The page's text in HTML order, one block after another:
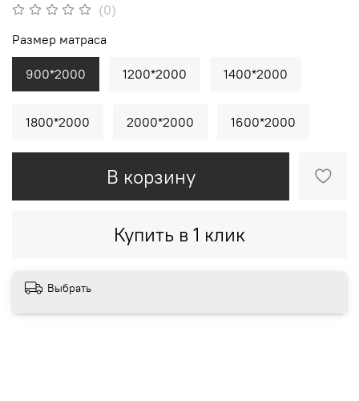
(0)
В корзину
Купить в 1 клик
Размер матраса
900*2000 1200*2000 1400*2000
1800*2000 2000*2000 1600*2000
Выбрать